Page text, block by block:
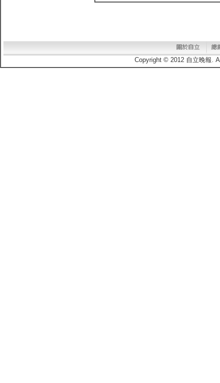
Copyright © 2012 自立晚報.